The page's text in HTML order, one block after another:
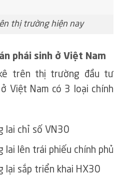
thị trường hiện nay
phái sinh ở Việt Nam
trên thị trường đầu tư
Việt Nam có 3 loại chính
lai chỉ số VN30
lai lên trái phiếu chính phủ
lại sắp triển khai HX30